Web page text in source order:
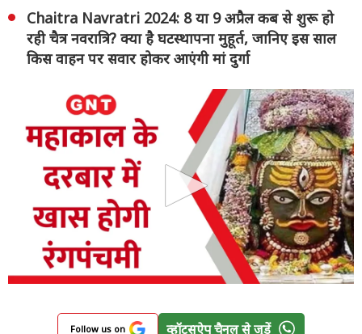
Chaitra Navratri 2024: 8 या 9 अप्रैल कब से शुरू हो
रही चैत्र नवरात्रि? क्या है घटस्थापना मुहूर्त, जानिए इस साल
किस वाहन पर सवार होकर आएंगी मां दुर्गा
Follow us on व्हॉट्सऐप चैनल से जुड़ें